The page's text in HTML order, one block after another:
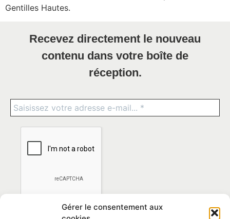
Gérer le consentement aux
Gentilles Hautes.
Recevez directement le nouveau
contenu dans votre boîte de
réception.